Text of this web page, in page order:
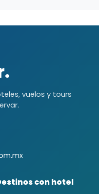
vuelos y tours
con hotel